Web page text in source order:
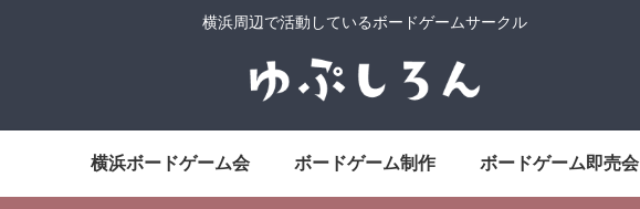
横浜周辺で活動しているボードゲームサークル
横浜ボードゲーム会 ボードゲーム制作 ボードゲーム即売会